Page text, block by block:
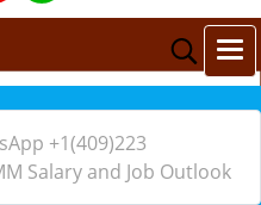
+1(409)223
Salary and Job Outlook